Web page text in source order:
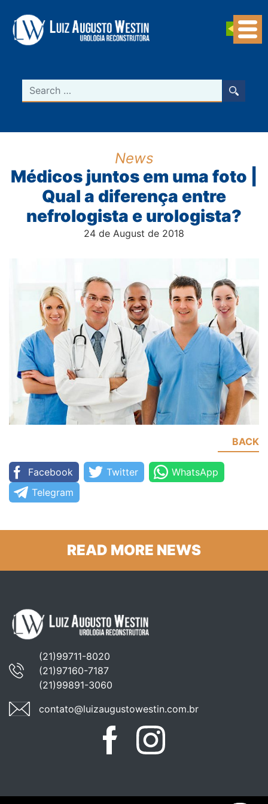
Search
News
Médicos juntos em uma foto |
Qual a diferença entre
nefrologista e urologista?
24 de August de 2018
BACK
Facebook Twitter
WhatsApp
Telegram
READ MORE NEWS
(21)99711-8020
(21)97160-7187
(21)99891-3060
contato@luizaugustowestin.com.br
FacebookInstagram